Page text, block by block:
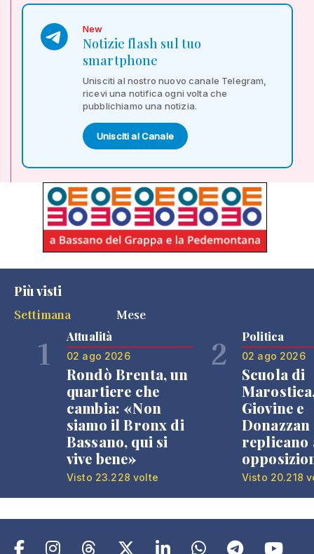
New
Notizie flash sul tuo
smartphone
Unisciti al nostro nuovo canale Telegram,
ricevi una notifica ogni volta che
pubblichiamo una notizia.
Unisciti al Canale
Più visti
Settimana
Mese
1 Attualità
02 ago 2026
Rondò Brenta, un
quartiere che
cambia: «Non
siamo il Bronx di
Bassano, qui si
vive bene»
Visto 23.228 volte
2 Politica
02 ago 2026
Scuola di
Giovine e
Donazzan
replicano
Visto 20.218